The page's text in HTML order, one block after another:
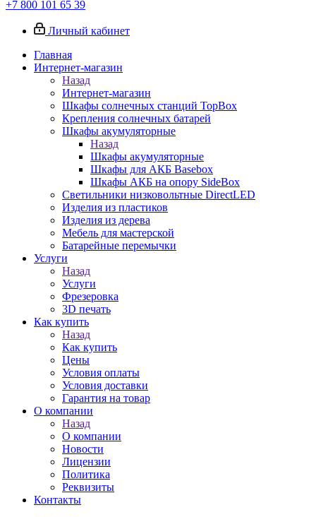
+7 800 101 65 39
Личный кабинет
Главная
Интернет-магазин
Назад
Интернет-магазин
Шкафы солнечных станций TopBox
Крепления солнечных батарей
Шкафы акумуляторные
Назад
Шкафы акумуляторные
Шкафы для АКБ Basebox
Шкафы АКБ на опору SideBox
Светильники низковольтные DirectLED
Изделия из пластиков
Изделия из дерева
Мебель для мастерской
Батарейные перемычки
Услуги
Назад
Услуги
Фрезеровка
3D печать
Как купить
Назад
Как купить
Цены
Условия оплаты
Условия доставки
Гарантия на товар
О компании
Назад
О компании
Новости
Лицензии
Политика
Реквизиты
Контакты